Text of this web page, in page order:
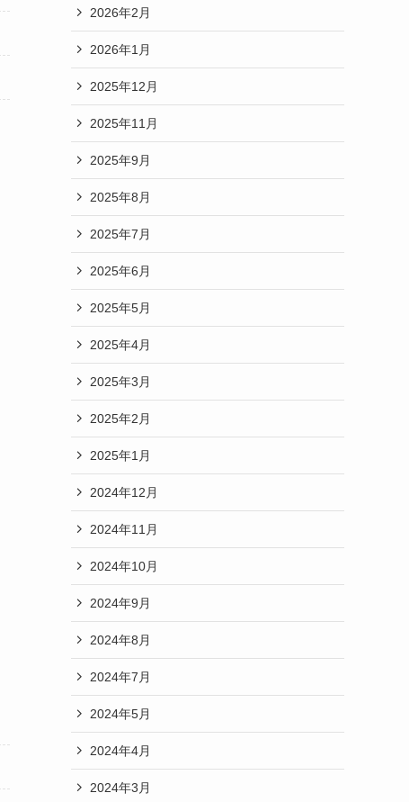
2026年2月
2026年1月
2025年12月
2025年11月
2025年9月
2025年8月
2025年7月
2025年6月
2025年5月
2025年4月
2025年3月
2025年2月
2025年1月
2024年12月
2024年11月
2024年10月
2024年9月
2024年8月
2024年7月
2024年5月
2024年4月
2024年3月